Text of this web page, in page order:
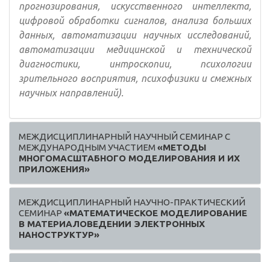
прогнозирования, искусственного интеллекта,
цифровой обработки сигналов, анализа больших
данных, автоматизации научных исследований,
автоматизации медицинской и технической
диагностики, интроскопии, психологии
зрительного восприятия, психофизики и смежных
научных направлений).
МЕЖДИСЦИПЛИНАРНЫЙ НАУЧНЫЙ СЕМИНАР С
МЕЖДУНАРОДНЫМ УЧАСТИЕМ «МЕТОДЫ
МНОГОМАСШТАБНОГО МОДЕЛИРОВАНИЯ И ИХ
ПРИЛОЖЕНИЯ»
МЕЖДИСЦИПЛИНАРНЫЙ НАУЧНО-ПРАКТИЧЕСКИЙ
СЕМИНАР «МАТЕМАТИЧЕСКОЕ МОДЕЛИРОВАНИЕ
В МАТЕРИАЛОВЕДЕНИИ ЭЛЕКТРОННЫХ
НАНОСТРУКТУР»